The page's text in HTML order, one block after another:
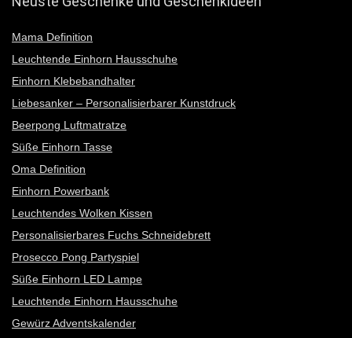
Mama Definition
Leuchtende Einhorn Hausschuhe
Einhorn Klebebandhalter
Liebesanker – Personalisierbarer Kunstdruck
Beerpong Luftmatratze
Süße Einhorn Tasse
Oma Definition
Einhorn Powerbank
Leuchtendes Wolken Kissen
Personalisierbares Fuchs Schneidebrett
Prosecco Pong Partyspiel
Süße Einhorn LED Lampe
Leuchtende Einhorn Hausschuhe
Gewürz Adventskalender